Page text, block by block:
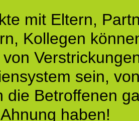
mit Eltern,
Kollegen
sein,
die Betroffenen
haben!